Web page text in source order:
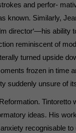
and perfor-
known. Similarly,
director‘—his ability
reminiscent of
turned upside
frozen in time
suddenly unsure of
Tintoretto
ideas. His
recognisable to